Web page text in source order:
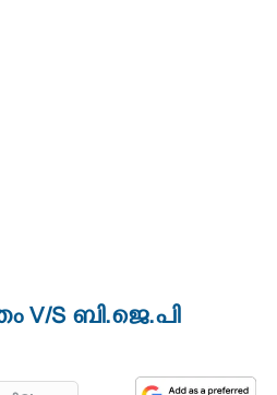
V/S ബി.ജെ.പി